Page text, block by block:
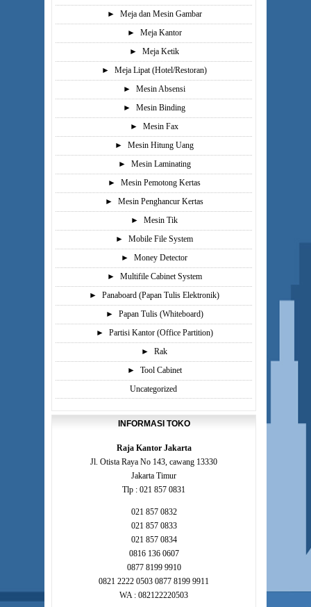
►
Meja dan Mesin Gambar
►
Meja Kantor
►
Meja Ketik
►
Meja Lipat (Hotel/Restoran)
►
Mesin Absensi
►
Mesin Binding
►
Mesin Fax
►
Mesin Hitung Uang
►
Mesin Laminating
►
Mesin Pemotong Kertas
►
Mesin Penghancur Kertas
►
Mesin Tik
►
Mobile File System
►
Money Detector
►
Multifile Cabinet System
►
Panaboard (Papan Tulis Elektronik)
►
Papan Tulis (Whiteboard)
►
Partisi Kantor (Office Partition)
►
Rak
►
Tool Cabinet
Uncategorized
INFORMASI TOKO
Raja Kantor Jakarta
Jl. Otista Raya No 143, cawang 13330
Jakarta Timur
Tlp : 021 857 0831
021 857 0832
021 857 0833
021 857 0834
0816 136 0607
0877 8199 9910
0821 2222 0503 0877 8199 9911
WA : 082122220503